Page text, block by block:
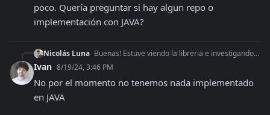
poco. Quería preguntar si hay algun repo o
implementación con JAVA?
Nicolás Luna Buenas! Estuve viendo la libreria e investigando un poco. Quería preguntar si hay algun repo o implementación con JAVA?
Ivan 8/19/24, 3:46 PM
No por el momento no tenemos nada implementado
en JAVA